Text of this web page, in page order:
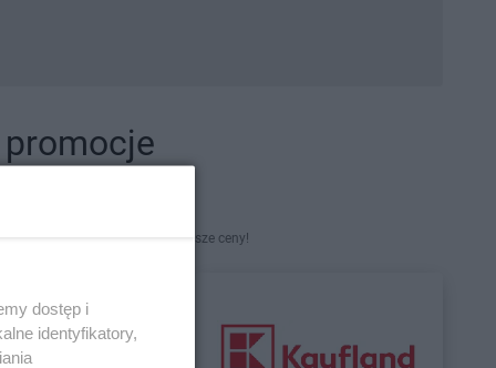
Najlepsze promocje i najniższe ceny!
dostęp i
identyfikatory,